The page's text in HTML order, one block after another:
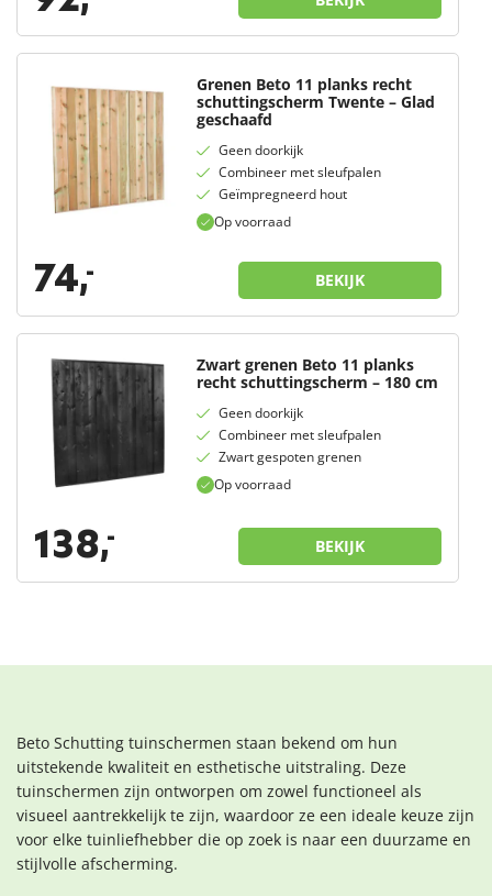
Op voorraad
Grenen Beto 11 planks recht
schuttingscherm Twente – Glad
geschaafd
Geen doorkijk
Combineer met sleufpalen
Geïmpregneerd hout
74,- BEKIJK
Op voorraad
Zwart grenen Beto 11 planks
recht schuttingscherm – 180 cm
Geen doorkijk
Combineer met sleufpalen
Zwart gespoten grenen
138,- BEKIJK
Beto Schutting tuinschermen staan bekend om hun
uitstekende kwaliteit en esthetische uitstraling. Deze
tuinschermen zijn ontworpen om zowel functioneel als
visueel aantrekkelijk te zijn, waardoor ze een ideale keuze zijn
voor elke tuinliefhebber die op zoek is naar een duurzame en
stijlvolle afscherming.